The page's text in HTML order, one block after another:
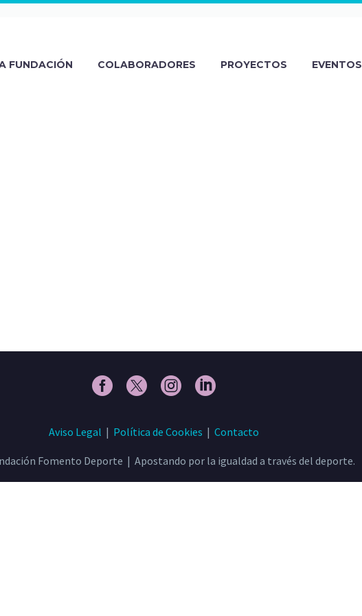
FUNDACIÓN COLABORADORES PROYECTOS EVENTOS
Aviso Legal | Política de Cookies | Contacto
Fomento Deporte | Apostando por la igualdad a través del deporte.